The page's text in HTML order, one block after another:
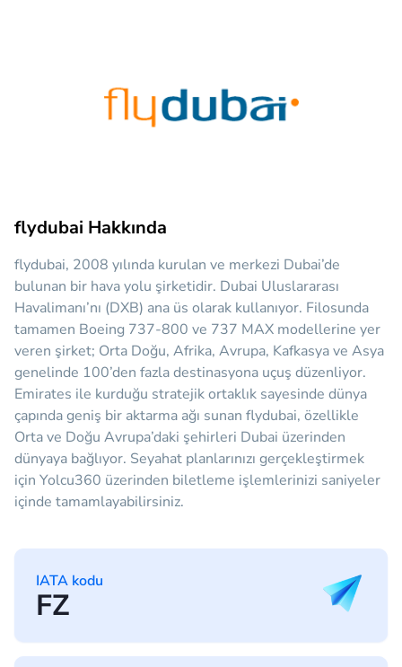
flydubai Hakkında
flydubai, 2008 yılında kurulan ve merkezi Dubai’de
bulunan bir hava yolu şirketidir. Dubai Uluslararası
Havalimanı’nı (DXB) ana üs olarak kullanıyor. Filosunda
tamamen Boeing 737-800 ve 737 MAX modellerine yer
veren şirket; Orta Doğu, Afrika, Avrupa, Kafkasya ve Asya
genelinde 100’den fazla destinasyona uçuş düzenliyor.
Emirates ile kurduğu stratejik ortaklık sayesinde dünya
çapında geniş bir aktarma ağı sunan flydubai, özellikle
Orta ve Doğu Avrupa’daki şehirleri Dubai üzerinden
dünyaya bağlıyor. Seyahat planlarınızı gerçekleştirmek
için Yolcu360 üzerinden biletleme işlemlerinizi saniyeler
içinde tamamlayabilirsiniz.
IATA kodu
FZ